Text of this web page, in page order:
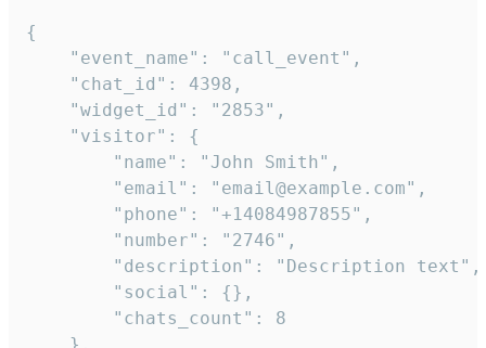
{
    "event_name": "call_event",
    "chat_id": 4398,
    "widget_id": "2853",
    "visitor": {
        "name": "John Smith",
        "email": "email@example.com",
        "phone": "+14084987855",
        "number": "2746",
        "description": "Description text",
        "social": {},
        "chats_count": 8
    },